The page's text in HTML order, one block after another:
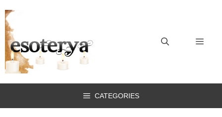
al
contenuto
CATEGORIES